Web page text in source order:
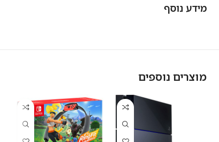
מידע נוסף
מוצרים נוספים